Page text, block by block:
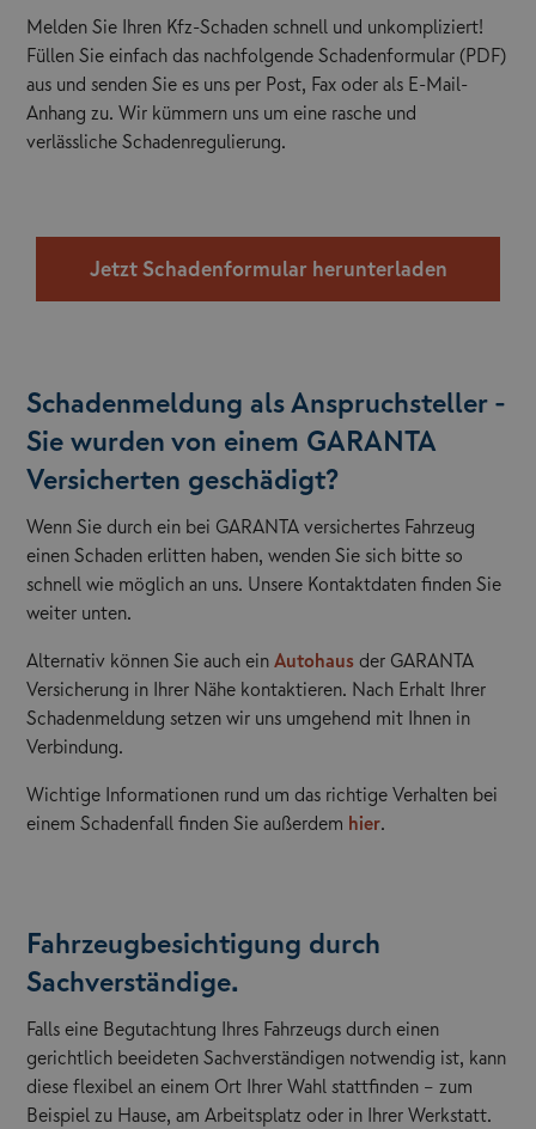
Melden Sie Ihren Kfz-Schaden schnell und unkompliziert!
Füllen Sie einfach das nachfolgende Schadenformular (PDF)
aus und senden Sie es uns per Post, Fax oder als E-Mail-
Anhang zu. Wir kümmern uns um eine rasche und
verlässliche Schadenregulierung.
Jetzt Schadenformular herunterladen
Schadenmeldung als Anspruchsteller -
Sie wurden von einem GARANTA
Versicherten geschädigt?
Wenn Sie durch ein bei GARANTA versichertes Fahrzeug
einen Schaden erlitten haben, wenden Sie sich bitte so
schnell wie möglich an uns. Unsere Kontaktdaten finden Sie
weiter unten.
Alternativ können Sie auch einAutohausder GARANTA
Versicherung in Ihrer Nähe kontaktieren. Nach Erhalt Ihrer
Schadenmeldung setzen wir uns umgehend mit Ihnen in
Verbindung.
Wichtige Informationen rund um das richtige Verhalten bei
einem Schadenfall finden Sie außerdem hier.
Fahrzeugbesichtigung durch
Sachverständige.
Falls eine Begutachtung Ihres Fahrzeugs durch einen
gerichtlich beeideten Sachverständigen notwendig ist, kann
diese flexibel an einem Ort Ihrer Wahl stattfinden – zum
Beispiel zu Hause, am Arbeitsplatz oder in Ihrer Werkstatt.